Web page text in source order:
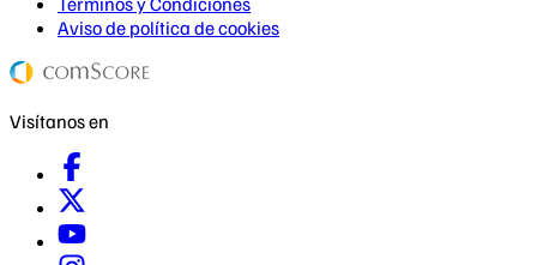
Aviso de política de cookies
Visítanos en